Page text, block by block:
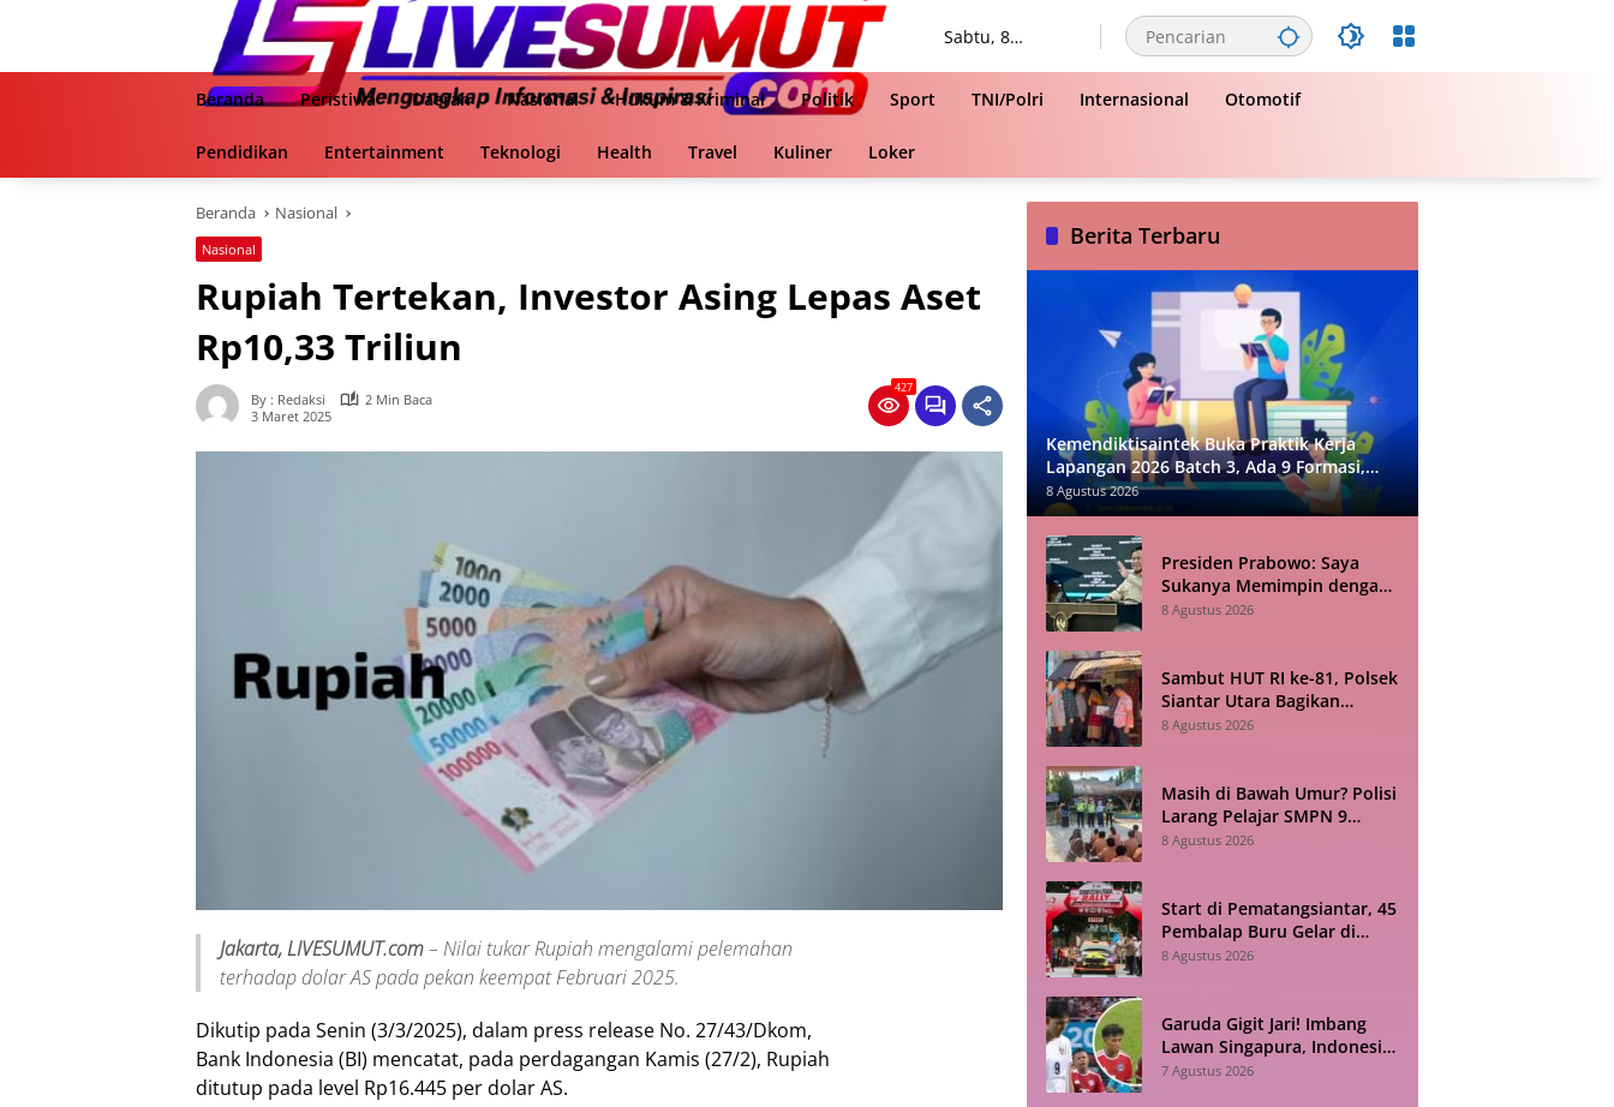
Sabtu, 8
Beranda
Peristiwa Daerah Nasional Hukum & Kriminal Politik Sport TNI/Polri Internasional Otomotif
Pendidikan Entertainment Teknologi Health Travel Kuliner Loker
Beranda Nasional
Nasional
Rupiah Tertekan, Investor Asing Lepas Aset
Rp10,33 Triliun
By : Redaksi
2 Min Baca
3 Maret 2025
427
Jakarta, LIVESUMUT.com– Nilai tukar Rupiah mengalami pelemahan
terhadap dolar AS pada pekan keempat Februari 2025.
Dikutip pada Senin (3/3/2025), dalam press release No. 27/43/Dkom,
Bank Indonesia (BI) mencatat, pada perdagangan Kamis (27/2), Rupiah
ditutup pada level Rp16.445 per dolar AS.
Berita Terbaru
Kemendiktisaintek Buka Praktik Kerja
Lapangan 2026 Batch 3, Ada 9 Formasi,
Cek di Sini!
8 Agustus 2026
Presiden Prabowo: Saya
Sukanya Memimpin dengan
Fakta
8 Agustus 2026
Sambut HUT RI ke-81, Polsek
Siantar Utara Bagikan
Sembako dan Bendera ke
8 Agustus 2026
Masih di Bawah Umur? Polisi
Larang Pelajar SMPN 9
Siantar Bawa Motor ke
8 Agustus 2026
Start di Pematangsiantar, 45
Pembalap Buru Gelar di
Sumatera Utara Rally APRC
8 Agustus 2026
Garuda Gigit Jari! Imbang
Lawan Singapura, Indonesia
Tersingkir di Piala ASEAN
7 Agustus 2026